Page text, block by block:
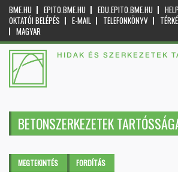
BME.HU EPITO.BME.HU EDU.EPITO.BME.HU
OKTATÓI BELÉPÉS
E-MAIL TELEFONKÖNYV
MAGYAR
HIDAK ÉS SZERKEZETEK
BETONSZERKEZETEK
Elsődleges fülek
MEGTEKINTÉS (AKTÍVFORDÍTÁS